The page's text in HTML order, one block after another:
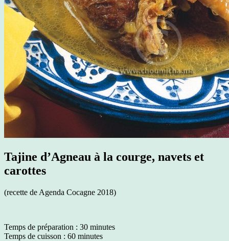
Tajine d’Agneau à la courge, navets et
carottes
(recette de Agenda Cocagne 2018)
Temps de préparation : 30 minutes
Temps de cuisson : 60 minutes